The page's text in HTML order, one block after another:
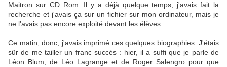
Maitron sur CD Rom. Il y a déjà quelque temps, j'avais fait la
recherche et j'avais ça sur un fichier sur mon ordinateur, mais je
ne l'avais pas encore exploité devant les élèves.
Ce matin, donc, j'avais imprimé ces quelques biographies. J'étais
sûr de me tailler un franc succès : hier, il a suffi que je parle de
Léon Blum, de Léo Lagrange et de Roger Salengro pour que